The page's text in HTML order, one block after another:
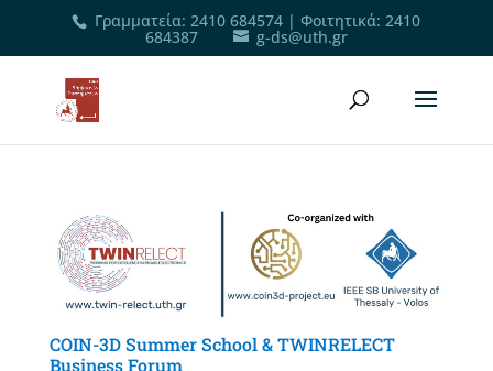
Γραμματεία: 2410 684574 |Φοιτητικά: 2410
684387 g-ds@uth.gr
COIN-3D Summer School & TWINRELECT
Business Forum